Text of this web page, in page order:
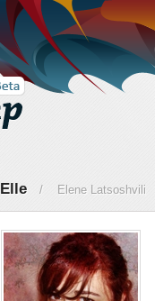
Elle / Elene Latsoshvili